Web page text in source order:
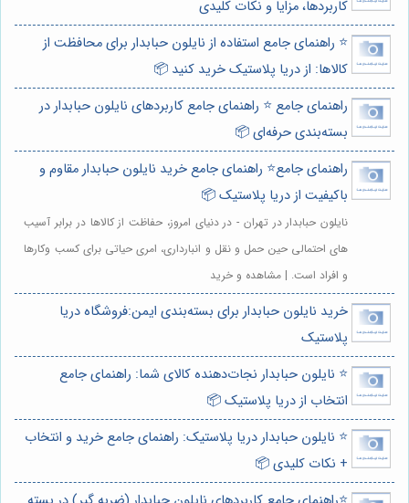
کاربردها، مزایا و نکات کلیدی
⭐️ راهنمای جامع استفاده از نایلون حبابدار برای محافظت از
کالاها: از دریا پلاستیک خرید کنید 📦
راهنمای جامع ⭐️ راهنمای جامع کاربردهای نایلون حبابدار در
بسته‌بندی حرفه‌ای 📦
راهنمای جامع⭐️ راهنمای جامع خرید نایلون حبابدار مقاوم و
باکیفیت از دریا پلاستیک 📦
نایلون حبابدار در تهران - در دنیای امروز، حفاظت از کالاها در برابر آسیب
های احتمالی حین حمل و نقل و انبارداری، امری حیاتی برای کسب وکارها
و افراد است. | مشاهده و خرید
خرید نایلون حبابدار برای بسته‌بندی ایمن:فروشگاه دریا
پلاستیک
⭐️ نایلون حبابدار نجات‌دهنده کالای شما: راهنمای جامع
انتخاب از دریا پلاستیک 📦
⭐️ نایلون حبابدار دریا پلاستیک: راهنمای جامع خرید و انتخاب
+ نکات کلیدی 📦